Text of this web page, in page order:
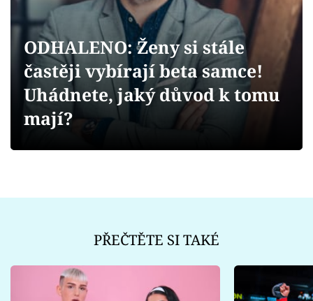
Sex a vztahy
Videa
Sledujte prima+
ODHALENO: Ženy si stále
častěji vybírají beta samce!
Uhádnete, jaký důvod k tomu
mají?
PŘEČTĚTE SI TAKÉ